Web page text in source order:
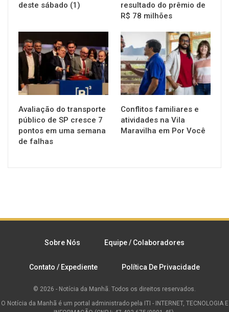
deste sábado (1)
resultado do prêmio de
R$ 78 milhões
NOTÍCIAS
Avaliação do transporte
público de SP cresce 7
pontos em uma semana
de falhas
NOTÍCIAS
Conflitos familiares e
atividades na Vila
Maravilha em Por Você
Sobre Nós Equipe / Colaboradores
Contato / Expediente Política De Privacidade
© 2026 - Notícia da Manhã. Todos os direitos reservados.
O Notícia da Manhã é um portal administrado pela ITI - INTERNET, TECNOLOGIA E